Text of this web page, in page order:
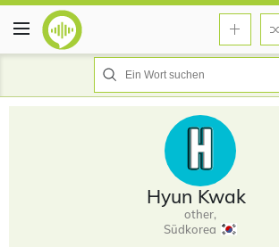
Hyun Kwak
other,
Südkorea